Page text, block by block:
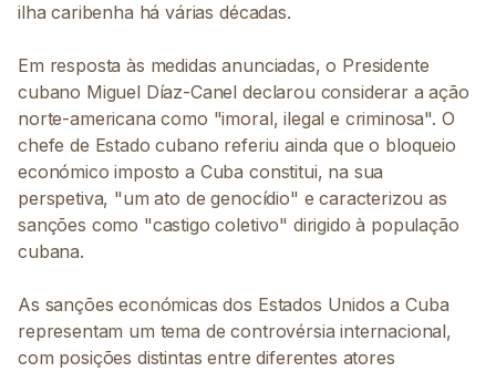
ilha caribenha há várias décadas.
Em resposta às medidas anunciadas, o Presidente
cubano Miguel Díaz-Canel declarou considerar a ação
norte-americana como "imoral, ilegal e criminosa". O
chefe de Estado cubano referiu ainda que o bloqueio
económico imposto a Cuba constitui, na sua
perspetiva, "um ato de genocídio" e caracterizou as
sanções como "castigo coletivo" dirigido à população
cubana.
As sanções económicas dos Estados Unidos a Cuba
representam um tema de controvérsia internacional,
com posições distintas entre diferentes atores